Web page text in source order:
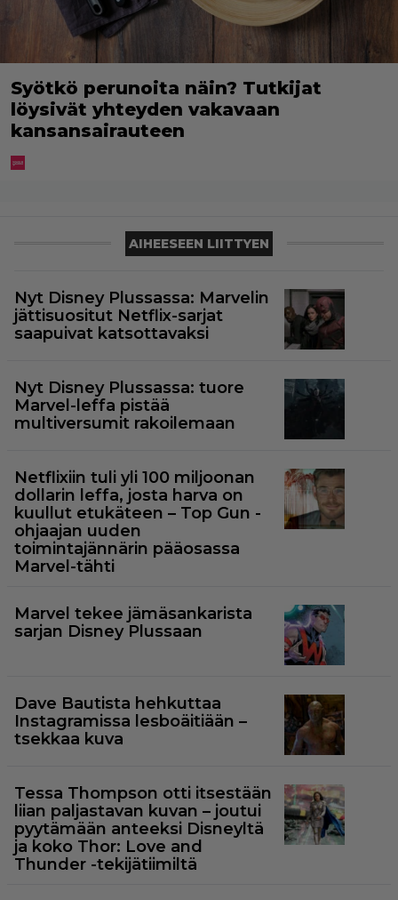
Syötkö perunoita näin? Tutkijat
löysivät yhteyden vakavaan
kansansairauteen
AIHEESEEN LIITTYEN
Nyt Disney Plussassa: Marvelin
jättisuositut Netflix-sarjat
saapuivat katsottavaksi
Nyt Disney Plussassa: tuore
Marvel-leffa pistää
multiversumit rakoilemaan
Netflixiin tuli yli 100 miljoonan
dollarin leffa, josta harva on
kuullut etukäteen – Top Gun -
ohjaajan uuden
toimintajännärin pääosassa
Marvel-tähti
Marvel tekee jämäsankarista
sarjan Disney Plussaan
Dave Bautista hehkuttaa
Instagramissa lesboäitiään –
tsekkaa kuva
Tessa Thompson otti itsestään
liian paljastavan kuvan – joutui
pyytämään anteeksi Disneyltä
ja koko Thor: Love and
Thunder -tekijätiimiltä